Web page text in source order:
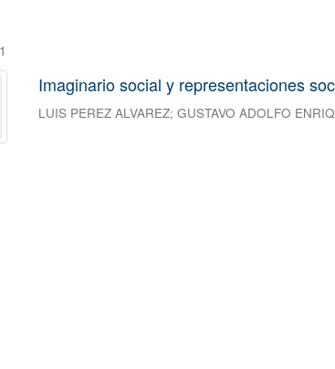
Imaginario social y representaciones
LUIS PEREZ ALVAREZ;GUSTAVO ADOLFO